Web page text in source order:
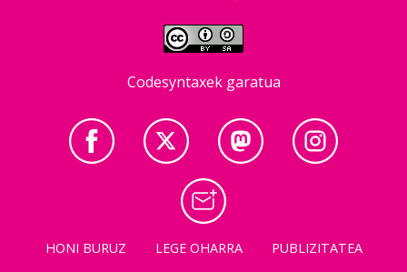
Codesyntaxek garatua
HONI BURUZ LEGE OHARRA PUBLIZITATEA